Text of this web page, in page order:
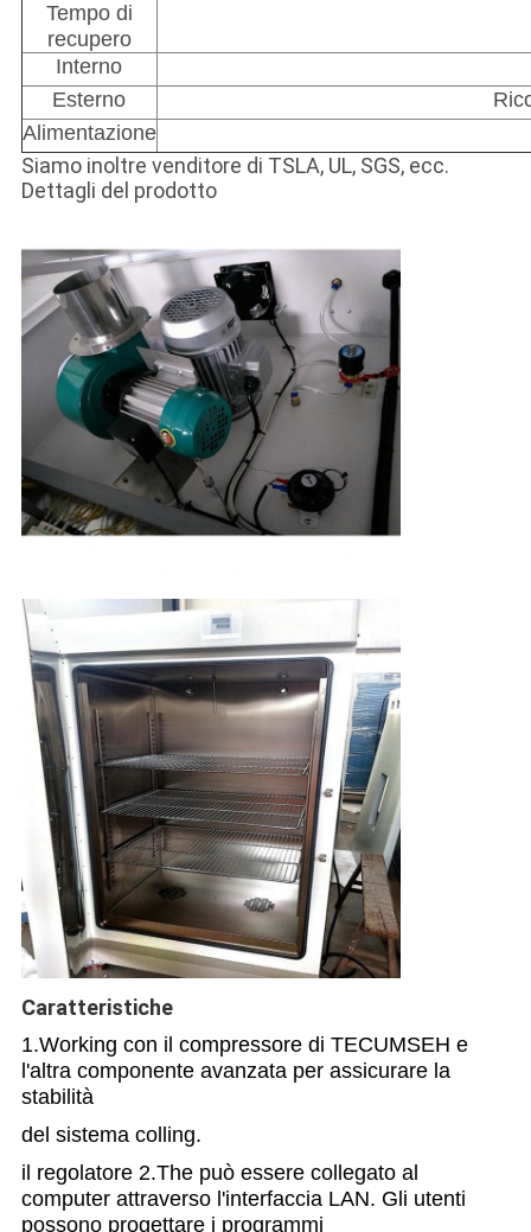
Tempo di
recupero
Interno
Esterno
Alimentazione
Siamo inoltre venditore di TSLA, UL, SGS, ecc.
Dettagli del prodotto
Caratteristiche
1.Working con il compressore di TECUMSEH e
l'altra componente avanzata per assicurare la
stabilità
del sistema colling.
il regolatore 2.The può essere collegato al
computer attraverso l'interfaccia LAN. Gli utenti
possono progettare i programmi